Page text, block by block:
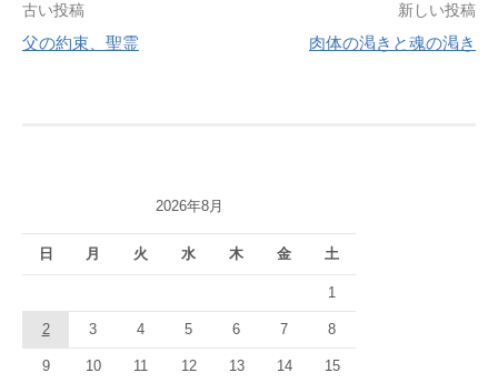
投
稿
シ
ン
古い投稿
父の約束、聖霊
新しい投稿
肉体の渇きと魂の渇き
2026年8月
日 月 火 水 木 金 土
1
2 3 4 5 6 7 8
9 10 11 12 13 14 15